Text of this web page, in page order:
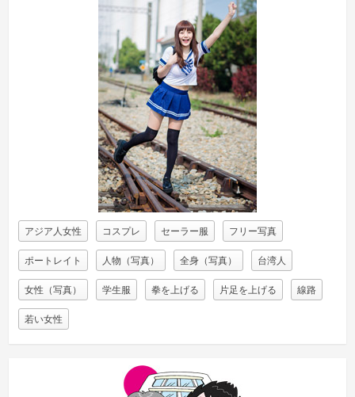
アジア人女性 コスプレ セーラー服 フリー写真
ポートレイト 人物（写真） 全身（写真） 台湾人
女性（写真） 学生服 拳を上げる 片足を上げる 線路
若い女性